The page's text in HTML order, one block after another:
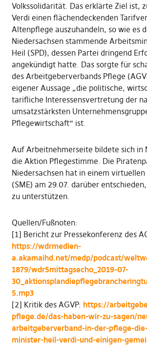
Volkssolidarität. Das erklärte Ziel ist,
Verdi einen flächendeckenden
Altenpflege auszuhandeln, so wie es
Niedersachsen stammende
Heil (SPD), dessen Partei dringend
angekündigt hatte. Das sorgte für
des Arbeitgeberverbands Pflege
eigener Aussage „die politische,
tarifliche Interessensvertretung der
umsatzstärksten
Pflegewirtschaft“ ist.
Auf Arbeitnehmerseite bildete sich in
die Aktion Pflegestimme. Die
Niedersachsen hat in einem
(SME) am 29.07. darüber
zu unterstützen.
Quellen/Fußnoten:
[1] Bericht zur Pressekonferenz des
https://wdrmedien-
a.akamaihd.net/medp/podcast/
1879/wdr5mittagsecho_2019-07-
5.mp3
[2] Kritik des AGVP: https://
pflege.de/das-haben-wir-zu-sagen/
arbeitgeberverband-in-der-pflege-
minister-heil-verdi-und-einigen-